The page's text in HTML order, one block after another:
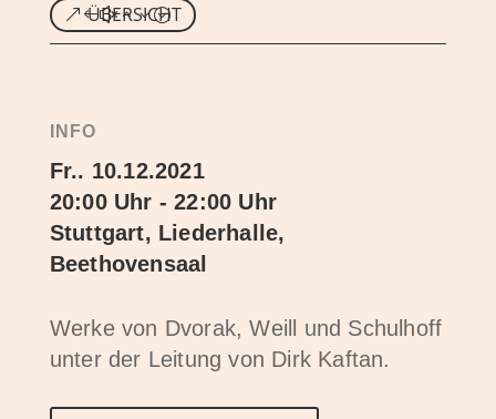
ÜBERSICHT
INFO
Fr.. 10.12.2021
20:00 Uhr - 22:00 Uhr
Stuttgart, Liederhalle,
Beethovensaal
Werke von Dvorak, Weill und Schulhoff
unter der Leitung von Dirk Kaftan.